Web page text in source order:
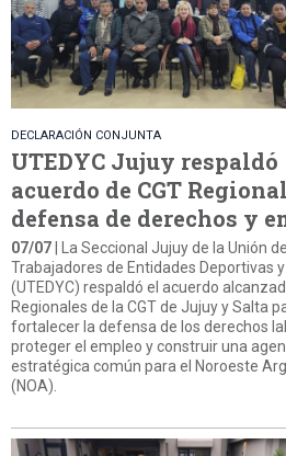
DECLARACIÓN CONJUNTA
UTEDYC Jujuy respaldó
acuerdo de CGT
defensa de derechos y
07/07 | La Seccional Jujuy de la Unión de
Trabajadores de Entidades Deportivas y
(UTEDYC) respaldó el acuerdo
Regionales de la CGT de Jujuy y Salta
fortalecer la defensa de los derechos
proteger el empleo y construir una
estratégica común para el Noroeste
(NOA).